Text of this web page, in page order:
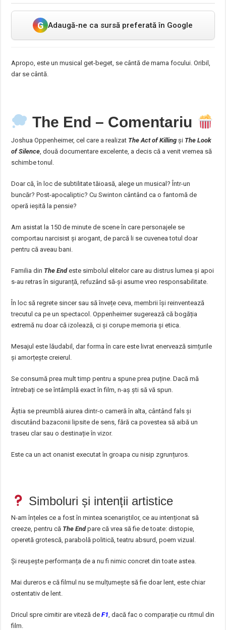
G Adaugă-ne ca sursă preferată în Google
Apropo, este un musical get-beget, se cântă de mama focului. Oribil,
dar se cântă.
The End – Comentariu
Joshua Oppenheimer, cel care a realizat The Act of Killing și The Look
of Silence, două documentare excelente, a decis că a venit vremea să
schimbe tonul.
Doar că, în loc de subtilitate tăioasă, alege un musical? Într-un
buncăr? Post-apocaliptic? Cu Swinton cântând ca o fantomă de
operă ieșită la pensie?
Am asistat la 150 de minute de scene în care personajele se
comportau narcisist și arogant, de parcă li se cuvenea totul doar
pentru că aveau bani.
Familia din The Endeste simbolul elitelor care au distrus lumea și apoi
s-au retras în siguranță, refuzând să-și asume vreo responsabilitate.
În loc să regrete sincer sau să învețe ceva, membrii își reinventează
trecutul ca pe un spectacol. Oppenheimer sugerează că bogăția
extremă nu doar că izolează, ci și corupe memoria și etica.
Mesajul este lăudabil, dar forma în care este livrat enervează simțurile
și amorțește creierul.
Se consumă prea mult timp pentru a spune prea puține. Dacă mă
întrebați ce se întâmplă exact în film, n-aș ști să vă spun.
Ăștia se preumblă aiurea dintr-o cameră în alta, cântând fals și
discutând bazaconii lipsite de sens, fără ca povestea să aibă un
traseu clar sau o destinație în vizor.
Este ca un act onanist executat în groapa cu nisip zgrunțuros.
Simboluri și intenții artistice
N-am înțeles ce a fost în mintea scenariștilor, ce au intenționat să
creeze, pentru că The Endpare că vrea să fie de toate: distopie,
operetă grotescă, parabolă politică, teatru absurd, poem vizual.
Și reușește performanța de a nu fi nimic concret din toate astea.
Mai dureros e că filmul nu se mulțumește să fie doar lent, este chiar
ostentativ de lent.
Dricul spre cimitir are viteză deF1 , dacă fac o comparație cu ritmul din
film.